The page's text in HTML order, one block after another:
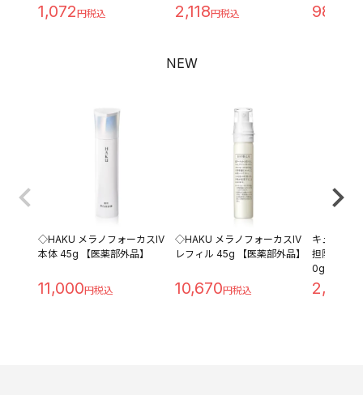
1,072 2,118 980
NEW
◇HAKU メラノフォーカスIV
本体 45g 【医薬部外品】
11,000
◇HAKU メラノフォーカスIV
レフィル 45g 【医薬部外品】
10,670
キュレル
担防止ベ
0g
2,280